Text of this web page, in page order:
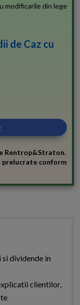
de Caz cu
Rentrop&Straton.
prelucrate conform
dividende in
clientilor,